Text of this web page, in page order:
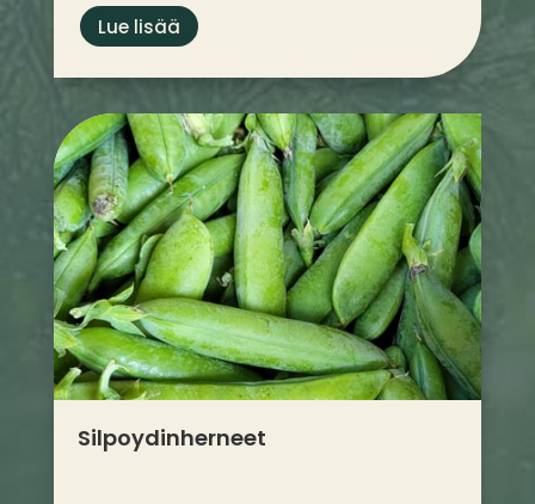
Lue lisää
Silpoydin­herneet